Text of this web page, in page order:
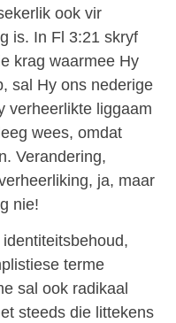
ook vir
is. In Fl 3:21 skryf
krag waarmee Hy
sal Hy ons nederige
verheerlikte liggaam
wees, omdat
Verandering,
ja, maar
nie!
terme
sal ook radikaal
steeds die littekens